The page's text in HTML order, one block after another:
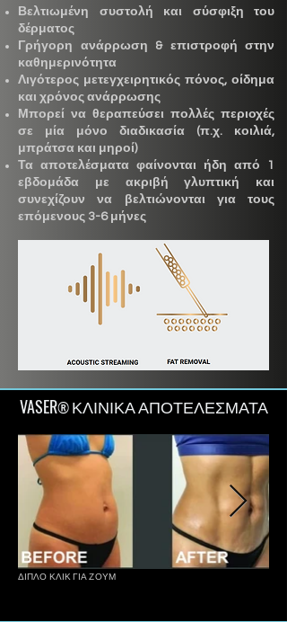
Βελτιωμένη συστολή και σύσφιξη του
δέρματος
Γρήγορη ανάρρωση & επιστροφή στην
καθημερινότητα
Λιγότερος μετεγχειρητικός πόνος, οίδημα
και χρόνος ανάρρωσης
Μπορεί να θεραπεύσει πολλές περιοχές
σε μία μόνο διαδικασία (π.χ. κοιλιά,
μπράτσα και μηροί)
Τα αποτελέσματα φαίνονται ήδη από 1
εβδομάδα με ακριβή γλυπτική και
συνεχίζουν να βελτιώνονται για τους
επόμενους 3-6 μήνες
VASER®ΚΛΙΝΙΚΑ ΑΠΟΤΕΛΕΣΜΑΤΑ
ΔΙΠΛΟ ΚΛΙΚ ΓΙΑ ΖΟΥΜ